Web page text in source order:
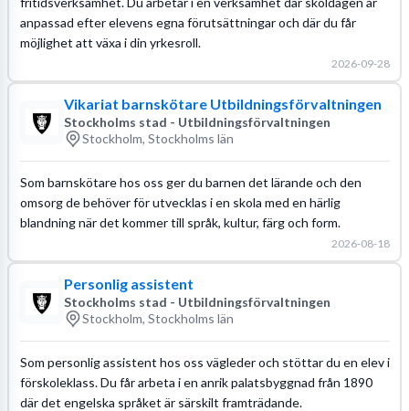
anpassad efter elevens egna förutsättningar och där du får
möjlighet att växa i din yrkesroll.
2026-09-28
Vikariat barnskötare Utbildningsförvaltningen
Stockholms stad - Utbildningsförvaltningen
Stockholm, Stockholms län
Som barnskötare hos oss ger du barnen det lärande och den
omsorg de behöver för utvecklas i en skola med en härlig
blandning när det kommer till språk, kultur, färg och form.
2026-08-18
Personlig assistent
Stockholms stad - Utbildningsförvaltningen
Stockholm, Stockholms län
Som personlig assistent hos oss vägleder och stöttar du en elev i
förskoleklass. Du får arbeta i en anrik palatsbyggnad från 1890
där det engelska språket är särskilt framträdande.